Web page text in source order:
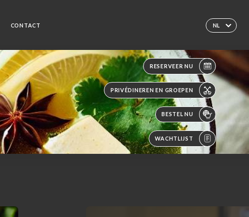
NL
CONTACT
RESERVEER NU
PRIVÉDINEREN EN GROEPEN
BESTEL NU
WACHTLIJST